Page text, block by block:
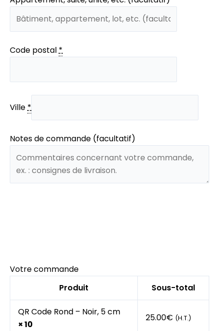
Code postal*
Ville*
Notes de commande (facultatif)
Votre commande
Produit
Sous-total
QR Code Rond – Noir, 5 cm
× 10
25.00€ (H.T.)